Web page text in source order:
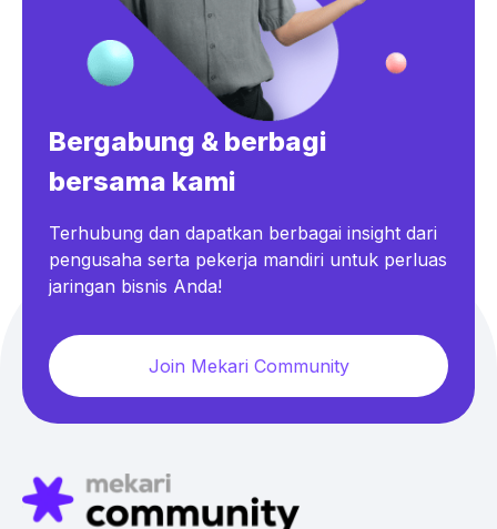
Bergabung & berbagi
bersama kami
Terhubung dan dapatkan berbagai insight dari
pengusaha serta pekerja mandiri untuk perluas
jaringan bisnis Anda!
Join Mekari Community